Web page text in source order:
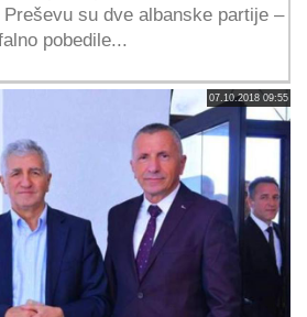
su dve albanske partije –
pobedile...
07.10.2018 09:55